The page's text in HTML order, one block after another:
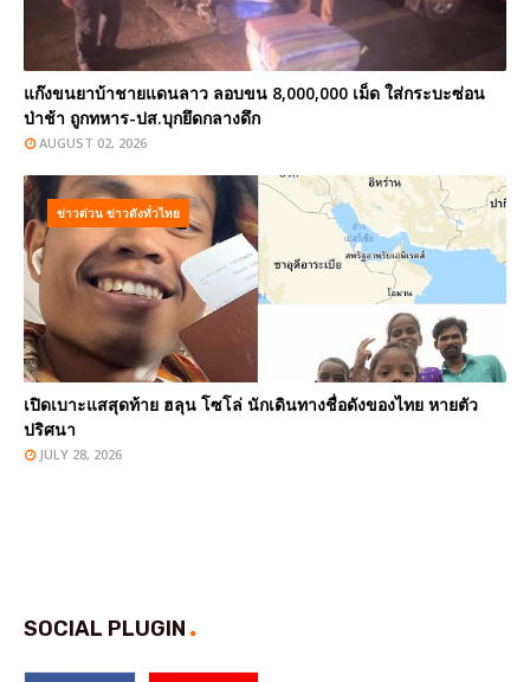
แก๊งขนยาบ้าชายแดนลาว ลอบขน 8,000,000 เม็ด ใส่กระบะซ่อน
ป่าช้า ถูกทหาร-ปส.บุกยึดกลางดึก
AUGUST 02, 2026
ข่าวด่วน ข่าวดังทั่วไทย
เปิดเบาะแสสุดท้าย ฮลุน โซโล่ นักเดินทางชื่อดังของไทย หายตัว
ปริศนา
JULY 28, 2026
SOCIAL PLUGIN